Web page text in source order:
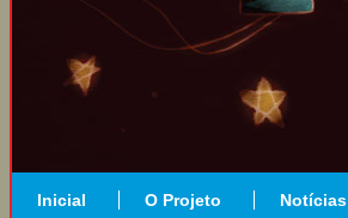
Inicial O Projeto Notícias